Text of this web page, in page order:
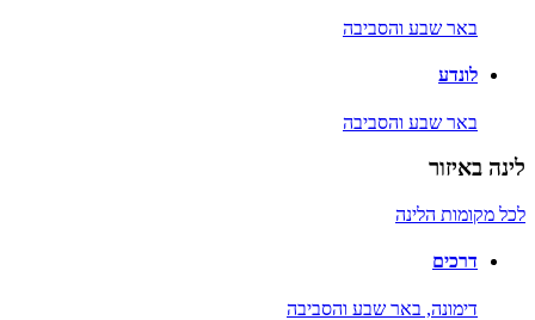
באר שבע והסביבה
לונדע
באר שבע והסביבה
לינה באיזור
לכל מקומות הלינה
דרכים
דימונה, באר שבע והסביבה